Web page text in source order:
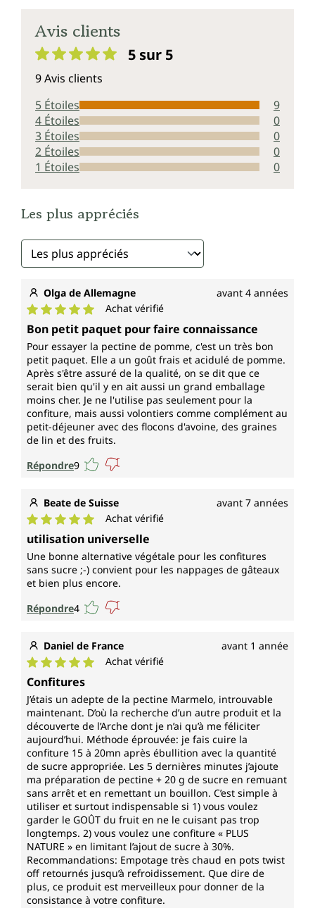
Avis clients
5 sur 5
9 Avis clients
5 Étoiles
9
4 Étoiles
0
3 Étoiles
0
2 Étoiles
0
1 Étoiles
0
Les plus appréciés
Olga de Allemagne avant 4 années
Note moyenne de 5 sur 5 étoiles
Achat vérifié
Bon petit paquet pour faire connaissance
Pour essayer la pectine de pomme, c'est un très bon
petit paquet. Elle a un goût frais et acidulé de pomme.
Après s'être assuré de la qualité, on se dit que ce
serait bien qu'il y en ait aussi un grand emballage
moins cher. Je ne l'utilise pas seulement pour la
confiture, mais aussi volontiers comme complément au
petit-déjeuner avec des flocons d'avoine, des graines
de lin et des fruits.
Répondre9
Beate de Suisse avant 7 années
Note moyenne de 5 sur 5 étoiles
Achat vérifié
utilisation universelle
Une bonne alternative végétale pour les confitures
sans sucre ;-) convient pour les nappages de gâteaux
et bien plus encore.
Répondre4
Daniel de France avant 1 année
Note moyenne de 5 sur 5 étoiles
Achat vérifié
Confitures
J’étais un adepte de la pectine Marmelo, introuvable
maintenant. D’où la recherche d’un autre produit et la
découverte de l’Arche dont je n’ai qu’à me féliciter
aujourd’hui. Méthode éprouvée: je fais cuire la
confiture 15 à 20mn après ébullition avec la quantité
de sucre appropriée. Les 5 dernières minutes j’ajoute
ma préparation de pectine + 20 g de sucre en remuant
sans arrêt et en remettant un bouillon. C’est simple à
utiliser et surtout indispensable si 1) vous voulez
garder le GOÛT du fruit en ne le cuisant pas trop
longtemps. 2) vous voulez une confiture « PLUS
NATURE » en limitant l’ajout de sucre à 30%.
Recommandations: Empotage très chaud en pots twist
off retournés jusqu’à refroidissement. Que dire de
plus, ce produit est merveilleux pour donner de la
consistance à votre confiture.